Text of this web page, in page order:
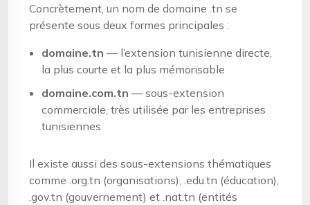
Concrètement, un nom de domaine .tn se
présente sous deux formes principales :
domaine.tn — l’extension tunisienne directe,
la plus courte et la plus mémorisable
domaine.com.tn — sous-extension
commerciale, très utilisée par les entreprises
tunisiennes
Il existe aussi des sous-extensions thématiques
comme .org.tn (organisations), .edu.tn (éducation),
.gov.tn (gouvernement) et .nat.tn (entités